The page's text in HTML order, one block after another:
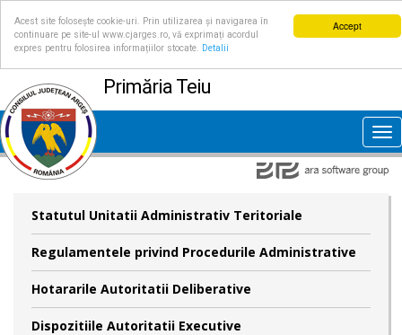
Accept
Acest site folosește cookie-uri. Prin utilizarea și navigarea în
continuare pe site-ul www.cjarges.ro, vă exprimați acordul
expres pentru folosirea informațiilor stocate.
Detalii
Primăria Teiu
Statutul Unitatii Administrativ Teritoriale
Regulamentele privind Procedurile Administrative
Hotararile Autoritatii Deliberative
Dispozitiile Autoritatii Executive